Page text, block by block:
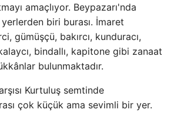
amaçlıyor. Beypazarı'nda
biri burası. İmaret
gümüşçü, bakırcı, kunduracı,
bindallı, kapitone gibi zanaat
bulunmaktadır.
Kurtuluş semtinde
çok küçük ama sevimli bir yer.